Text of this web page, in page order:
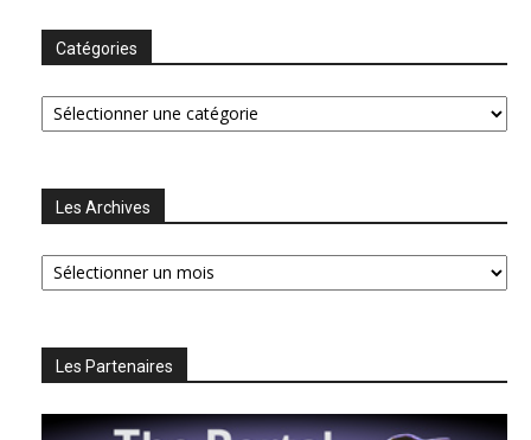
Catégories
Catégories
Les Archives
Les
Archives
Les Partenaires